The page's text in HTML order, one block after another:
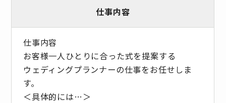
仕事内容
仕事内容
お客様一人ひとりに合った式を提案する
ウェディングプランナーの仕事をお任せしま
す。
＜具体的には…＞